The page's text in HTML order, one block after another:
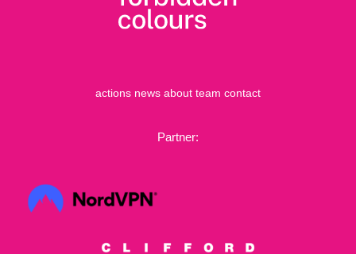
actions news about team contact
Partner: